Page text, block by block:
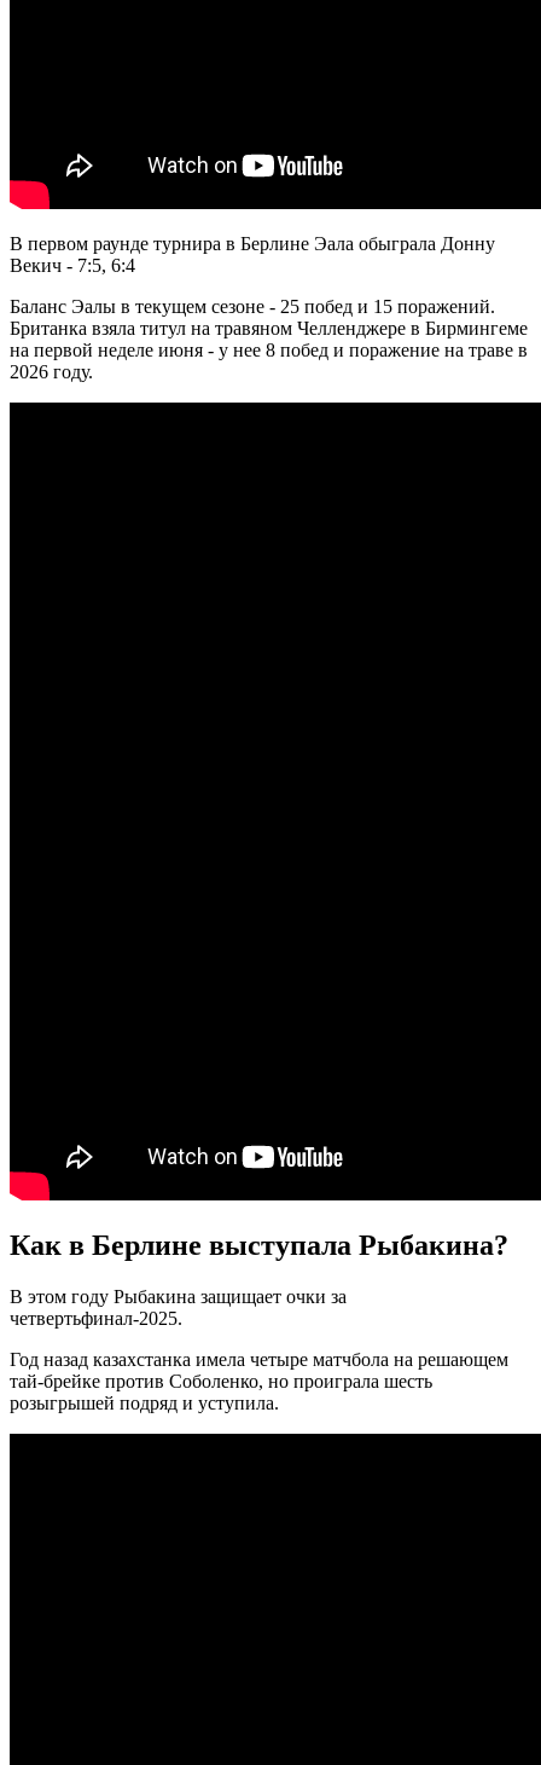
В первом раунде турнира в Берлине Эала обыграла Донну
Векич - 7:5, 6:4
Баланс Эалы в текущем сезоне - 25 побед и 15 поражений.
Британка взяла титул на травяном Челленджере в Бирмингеме
на первой неделе июня - у нее 8 побед и поражение на траве в
2026 году.
Как в Берлине выступала Рыбакина?
В этом году Рыбакина защищает очки за
четвертьфинал-2025.
Год назад казахстанка имела четыре матчбола на решающем
тай-брейке против Соболенко, но проиграла шесть
розыгрышей подряд и уступила.